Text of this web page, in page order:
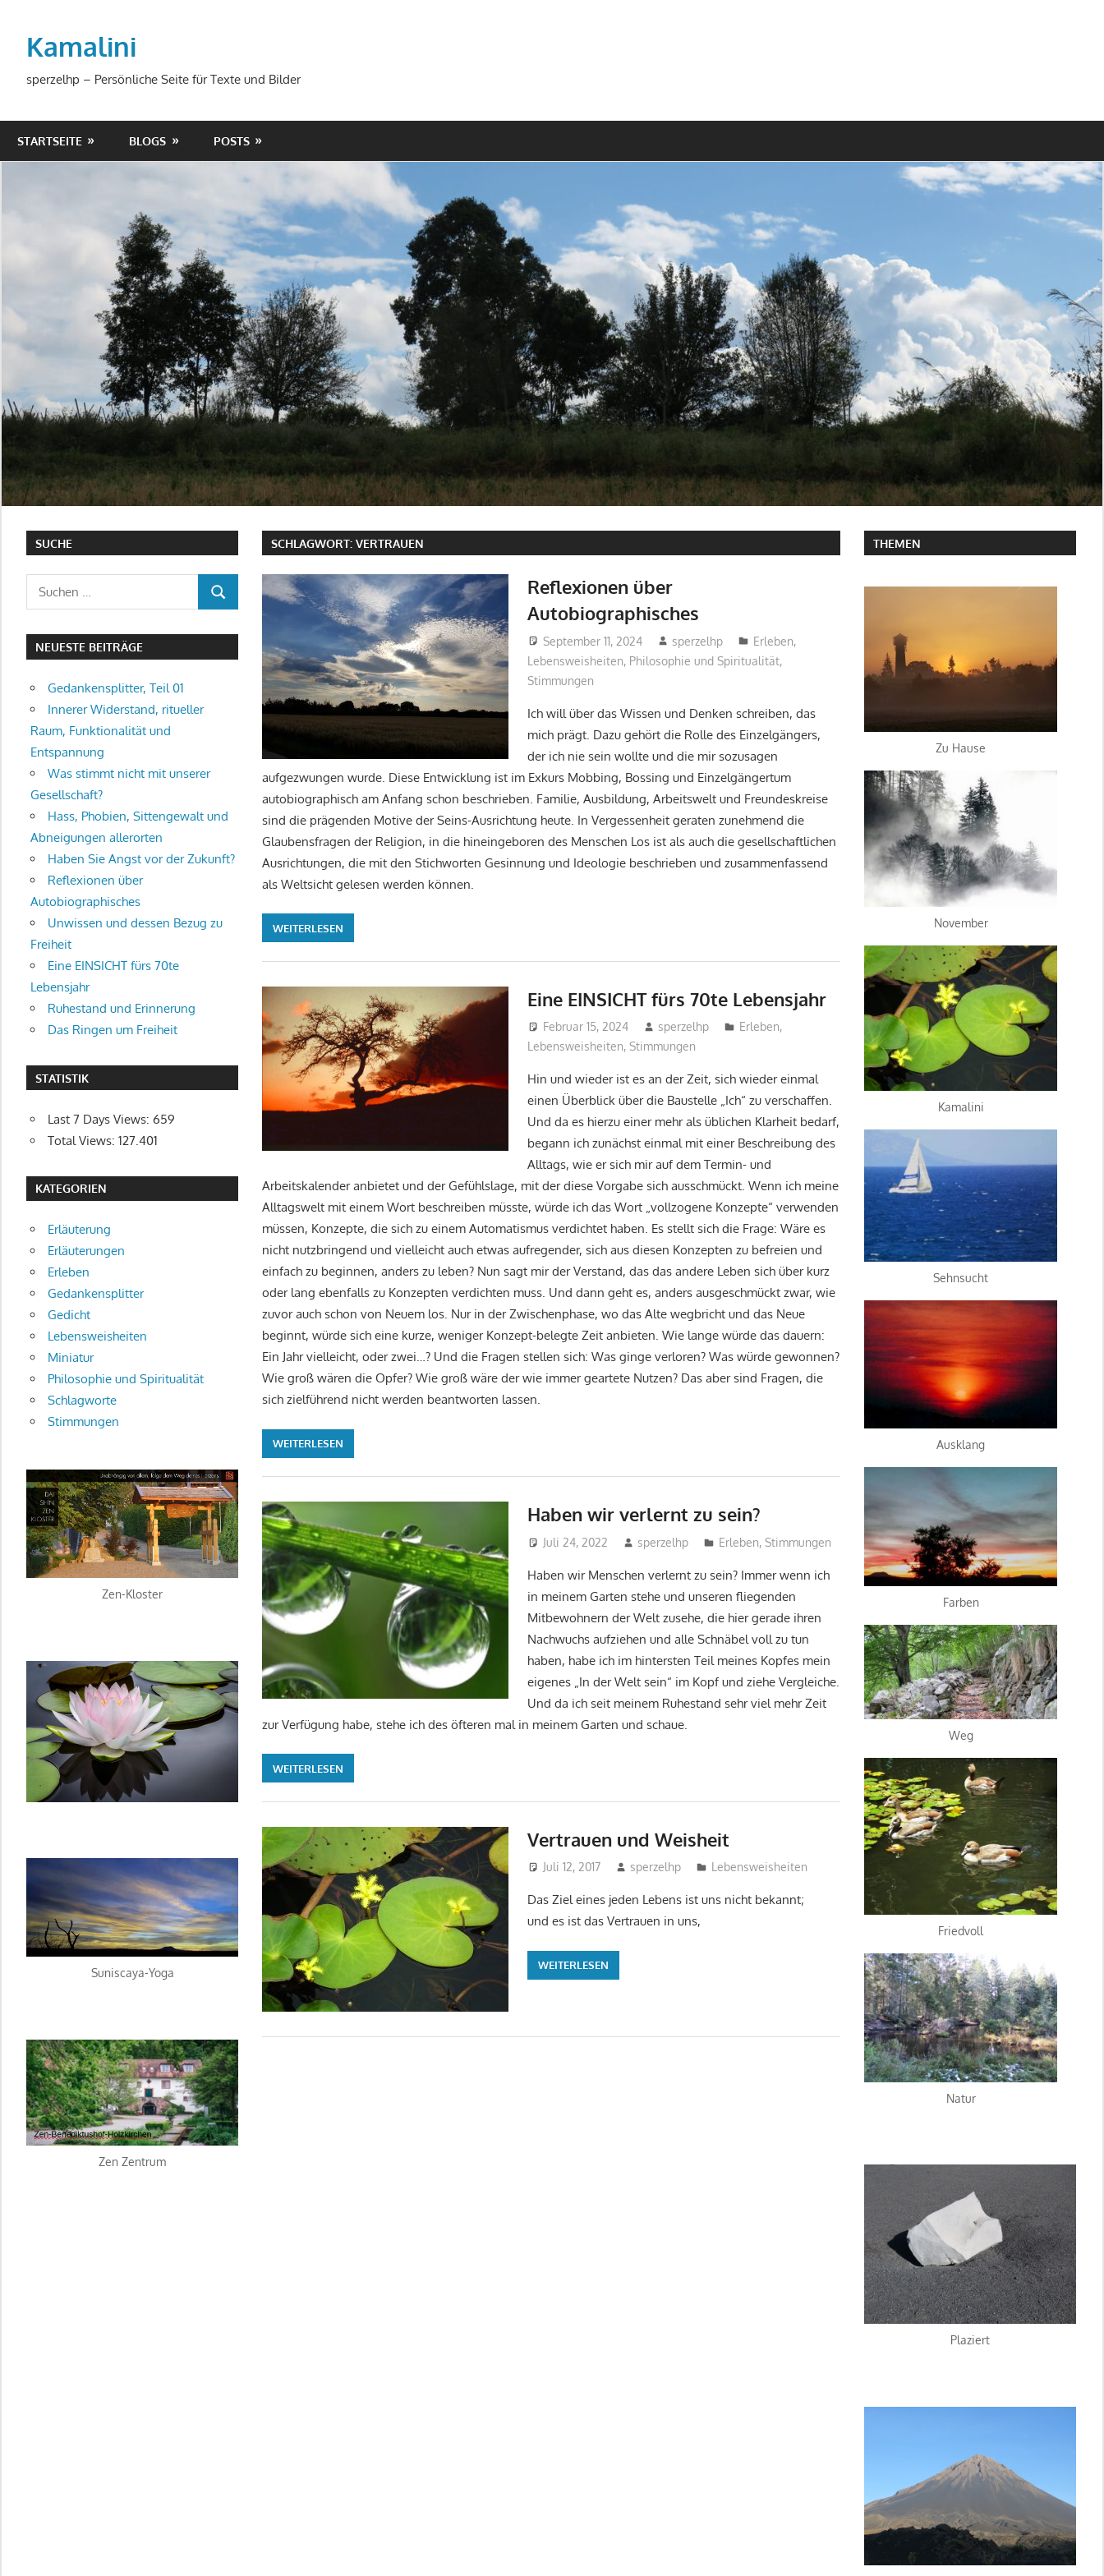
springenKamalini
sperzelhp – Persönliche Seite für Texte und Bilder
STARTSEITE BLOGS POSTS
SCHLAGWORT:VERTRAUEN
Reflexionen über
Autobiographisches
September 11, 2024 sperzelhp Erleben,
Lebensweisheiten, Philosophie und Spiritualität,
Stimmungen
Ich will über das Wissen und Denken schreiben, das
mich prägt. Dazu gehört die Rolle des Einzelgängers,
der ich nie sein wollte und die mir sozusagen
aufgezwungen wurde. Diese Entwicklung ist im Exkurs Mobbing, Bossing und Einzelgängertum
autobiographisch am Anfang schon beschrieben. Familie, Ausbildung, Arbeitswelt und Freundeskreise
sind die prägenden Motive der Seins-Ausrichtung heute. In Vergessenheit geraten zunehmend die
Glaubensfragen der Religion, in die hineingeboren des Menschen Los ist als auch die gesellschaftlichen
Ausrichtungen, die mit den Stichworten Gesinnung und Ideologie beschrieben und zusammenfassend
als Weltsicht gelesen werden können.
WEITERLESEN
Eine EINSICHT fürs 70te Lebensjahr
Februar 15, 2024 sperzelhp Erleben,
Lebensweisheiten, Stimmungen
Hin und wieder ist es an der Zeit, sich wieder einmal
einen Überblick über die Baustelle „Ich“ zu verschaffen.
Und da es hierzu einer mehr als üblichen Klarheit bedarf,
begann ich zunächst einmal mit einer Beschreibung des
Alltags, wie er sich mir auf dem Termin- und
Arbeitskalender anbietet und der Gefühlslage, mit der diese Vorgabe sich ausschmückt. Wenn ich meine
Alltagswelt mit einem Wort beschreiben müsste, würde ich das Wort „vollzogene Konzepte“ verwenden
müssen, Konzepte, die sich zu einem Automatismus verdichtet haben. Es stellt sich die Frage: Wäre es
nicht nutzbringend und vielleicht auch etwas aufregender, sich aus diesen Konzepten zu befreien und
einfach zu beginnen, anders zu leben? Nun sagt mir der Verstand, das das andere Leben sich über kurz
oder lang ebenfalls zu Konzepten verdichten muss. Und dann geht es, anders ausgeschmückt zwar, wie
zuvor auch schon von Neuem los. Nur in der Zwischenphase, wo das Alte wegbricht und das Neue
beginnt, würde sich eine kurze, weniger Konzept-belegte Zeit anbieten. Wie lange würde das dauern:
Ein Jahr vielleicht, oder zwei…? Und die Fragen stellen sich: Was ginge verloren? Was würde gewonnen?
Wie groß wären die Opfer? Wie groß wäre der wie immer geartete Nutzen? Das aber sind Fragen, die
sich zielführend nicht werden beantworten lassen.
WEITERLESEN
Haben wir verlernt zu sein?
Juli 24, 2022 sperzelhp Erleben,Stimmungen
Haben wir Menschen verlernt zu sein? Immer wenn ich
in meinem Garten stehe und unseren fliegenden
Mitbewohnern der Welt zusehe, die hier gerade ihren
Nachwuchs aufziehen und alle Schnäbel voll zu tun
haben, habe ich im hintersten Teil meines Kopfes mein
eigenes „In der Welt sein“ im Kopf und ziehe Vergleiche.
Und da ich seit meinem Ruhestand sehr viel mehr Zeit
zur Verfügung habe, stehe ich des öfteren mal in meinem Garten und schaue.
WEITERLESEN
Vertrauen und Weisheit
Juli 12, 2017 sperzelhp Lebensweisheiten
Das Ziel eines jeden Lebens ist uns nicht bekannt;
und es ist das Vertrauen in uns,
WEITERLESEN
SUCHE
Suchen
nach:
SUCHEN
NEUESTE BEITRÄGE
Gedankensplitter, Teil 01
Innerer Widerstand, ritueller
Raum, Funktionalität und
Entspannung
Was stimmt nicht mit unserer
Gesellschaft?
Hass, Phobien, Sittengewalt und
Abneigungen allerorten
Haben Sie Angst vor der Zukunft?
Reflexionen über
Autobiographisches
Unwissen und dessen Bezug zu
Freiheit
Eine EINSICHT fürs 70te
Lebensjahr
Ruhestand und Erinnerung
Das Ringen um Freiheit
STATISTIK
Last 7 Days Views: 659
Total Views: 127.401
KATEGORIEN
Erläuterung
Erläuterungen
Erleben
Gedankensplitter
Gedicht
Lebensweisheiten
Miniatur
Philosophie und Spiritualität
Schlagworte
Stimmungen
Zen-Kloster
Suniscaya-Yoga
Zen Zentrum
THEMEN
Zu Hause
November
Kamalini
Sehnsucht
Ausklang
Farben
Weg
Friedvoll
Natur
Plaziert